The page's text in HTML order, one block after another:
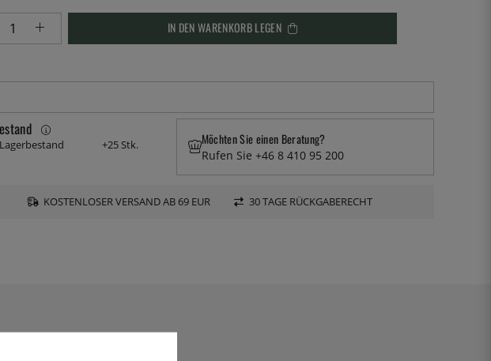
IN DEN WARENKORB LEGEN
+25 Stk. Möchten Sie einen Beratung?
Rufen Sie +46 8 410 95 200
KOSTENLOSER VERSAND AB 69 EUR 30 TAGE RÜCKGABERECHT